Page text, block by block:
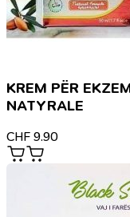
KREM PËR
NATYRALE
CHF 9.90